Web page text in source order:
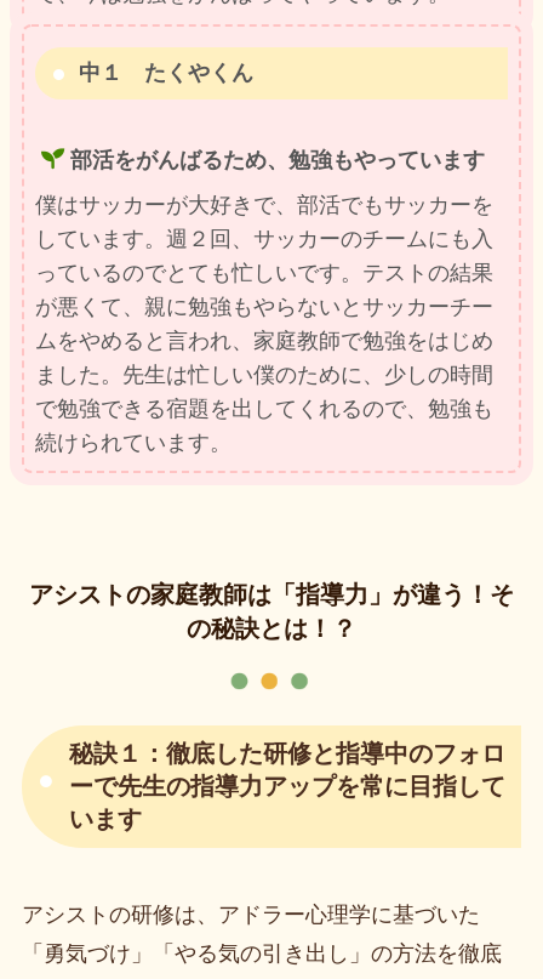
中１ たくやくん
部活をがんばるため、勉強もやっています
僕はサッカーが大好きで、部活でもサッカーを
しています。週２回、サッカーのチームにも入
っているのでとても忙しいです。テストの結果
が悪くて、親に勉強もやらないとサッカーチー
ムをやめると言われ、家庭教師で勉強をはじめ
ました。先生は忙しい僕のために、少しの時間
で勉強できる宿題を出してくれるので、勉強も
続けられています。
アシストの家庭教師は「指導力」が違う！そ
の秘訣とは！？
秘訣１：徹底した研修と指導中のフォロ
ーで先生の指導力アップを常に目指して
います
アシストの研修は、アドラー心理学に基づいた
「勇気づけ」「やる気の引き出し」の方法を徹底